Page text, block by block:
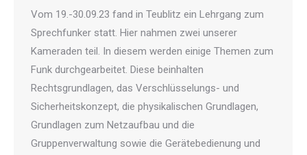
Vom 19.-30.09.23 fand in Teublitz ein Lehrgang zum
Sprechfunker statt. Hier nahmen zwei unserer
Kameraden teil. In diesem werden einige Themen zum
Funk durchgearbeitet. Diese beinhalten
Rechtsgrundlagen, das Verschlüsselungs- und
Sicherheitskonzept, die physikalischen Grundlagen,
Grundlagen zum Netzaufbau und die
Gruppenverwaltung sowie die Gerätebedienung und